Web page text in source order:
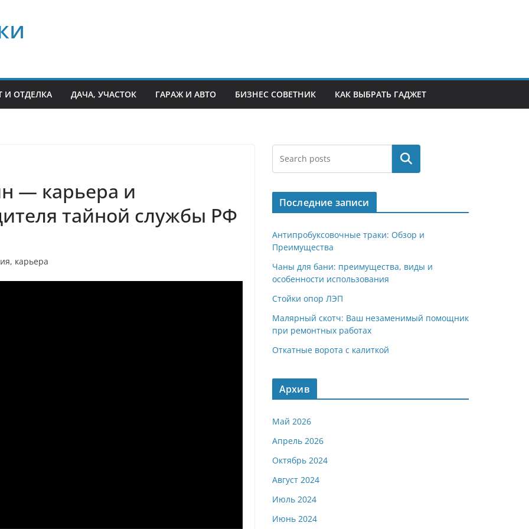
И ОТДЕЛКА ДАЧА, УЧАСТОК ГАРАЖ И АВТО БИЗНЕС СОВЕТНИК КАК ВЫБРАТЬ ГАДЖЕТ
— карьера и
тайной службы РФ
Поиск
Последние записи
Антипробуксовочные траки: Обзор и
Преимущества
Чаны для бани: преимущества, виды и
особенности использования
Стойки опор ЛЭП
Малярный скотч: Ваш незаменимый помощник
при ремонтных работах
Откатные ворота с калиткой
Архив
Май 2026
Апрель 2026
Октябрь 2024
Август 2024
Июль 2024
Июнь 2024